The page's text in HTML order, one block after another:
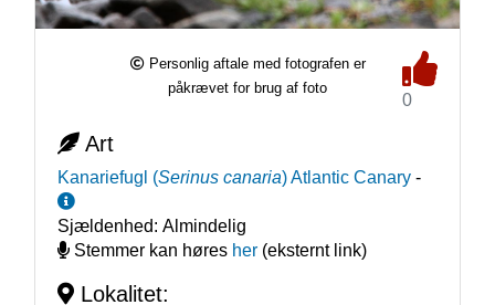
Personlig aftale med fotografen er
påkrævet for brug af foto
0
Art
Kanariefugl (Serinus canaria)Atlantic Canary -
Sjældenhed: Almindelig
Stemmer kan høres her(eksternt link)
Lokalitet: